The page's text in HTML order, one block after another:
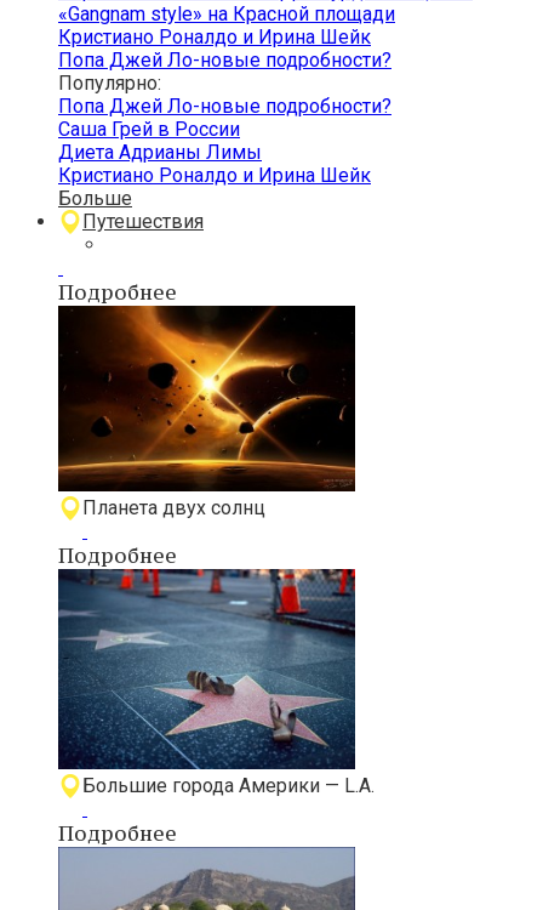
«Gangnam style» на Красной площади
Кристиано Роналдо и Ирина Шейк
Попа Джей Ло-новые подробности?
Популярно:
Попа Джей Ло-новые подробности?
Саша Грей в России
Диета Адрианы Лимы
Кристиано Роналдо и Ирина Шейк
Больше
Путешествия
Подробнее
Планета двух солнц
Подробнее
Большие города Америки — L.A.
Подробнее